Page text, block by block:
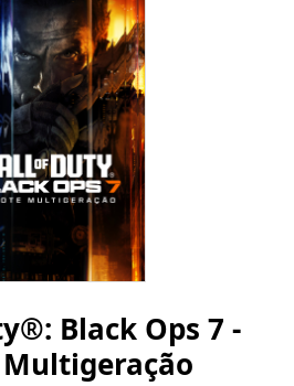
Black Ops 7 -
Multigeração